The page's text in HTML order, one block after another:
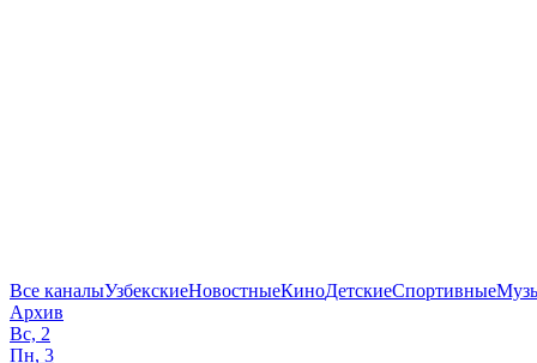
Все каналыУзбекскиеНовостныеКиноДетскиеСпортивные
Архив
Вс, 2
Пн, 3